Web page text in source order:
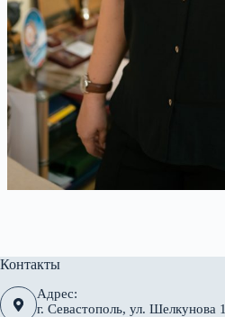
Контакты
Адрес:
г. Севастополь, ул. Шелкунова 1